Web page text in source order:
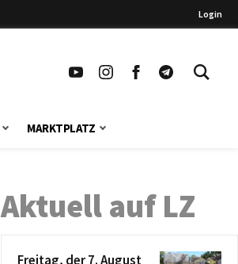
Login
MARKTPLATZ
Aktuell auf LZ
Freitag, der 7. August